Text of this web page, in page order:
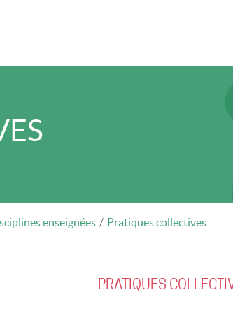
enseignées Pratiques collectives
PRATIQUES